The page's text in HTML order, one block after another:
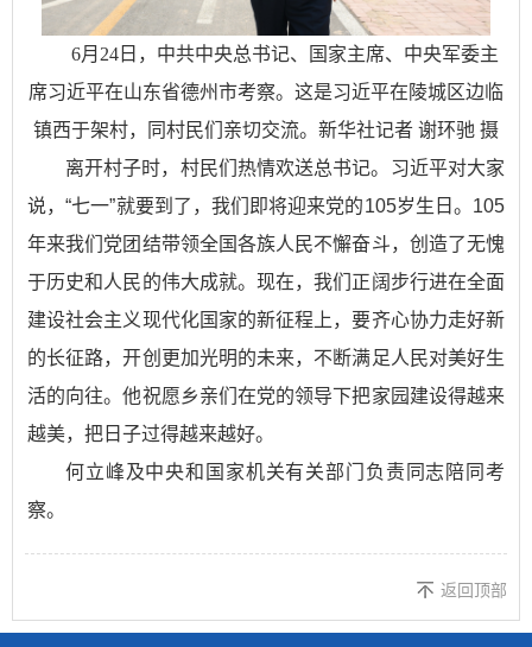
6月24日，中共中央总书记、国家主席、中央军委主
席习近平在山东省德州市考察。这是习近平在陵城区边临
镇西于架村，同村民们亲切交流。新华社记者 谢环驰 摄
离开村子时，村民们热情欢送总书记。习近平对大家
说，“七一”就要到了，我们即将迎来党的105岁生日。105
年来我们党团结带领全国各族人民不懈奋斗，创造了无愧
于历史和人民的伟大成就。现在，我们正阔步行进在全面
建设社会主义现代化国家的新征程上，要齐心协力走好新
的长征路，开创更加光明的未来，不断满足人民对美好生
活的向往。他祝愿乡亲们在党的领导下把家园建设得越来
越美，把日子过得越来越好。
何立峰及中央和国家机关有关部门负责同志陪同考
察。
返回顶部